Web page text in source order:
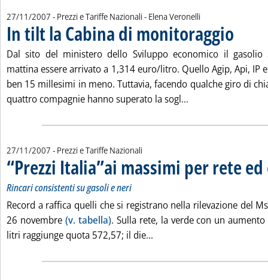
27/11/2007 - Prezzi e Tariffe Nazionali - di:
Elena Veronelli
In tilt la Cabina di monitoraggio
Dal sito del ministero dello Sviluppo economico il gasolio
mattina essere arrivato a 1,314 euro/litro. Quello Agip, Api, IP
ben 15 millesimi in meno. Tuttavia, facendo qualche giro di
quattro compagnie hanno superato la sogl...
27/11/2007 - Prezzi e Tariffe Nazionali
“Prezzi Italia”ai massimi per rete
Rincari consistenti su gasoli e neri
Record a raffica quelli che si registrano nella rilevazione del
26 novembre (v. tabella). Sulla rete, la verde con un
litri raggiunge quota 572,57; il die...